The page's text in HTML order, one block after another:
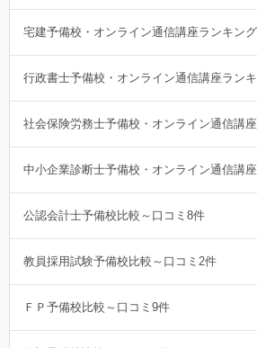
宅建予備校・オンライン通信講座ランキング
行政書士予備校・オンライン通信講座ラン
社会保険労務士予備校・オンライン通信講
中小企業診断士予備校・オンライン通信講
公認会計士予備校比較～口コミ8件
教員採用試験予備校比較～口コミ2件
ＦＰ予備校比較～口コミ9件